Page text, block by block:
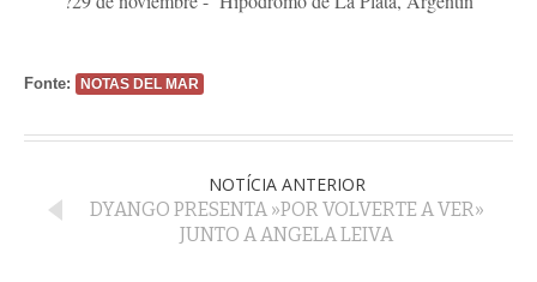
DYANGO PRESENTA »POR VOLVERTE A VER»
JUNTO A ANGELA LEIVA